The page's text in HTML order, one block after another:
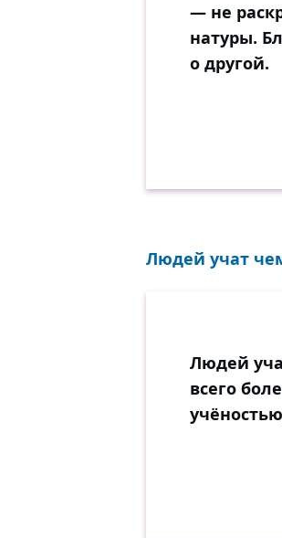
— не
натуры.
о другой.
Людей учат
Людей
всего